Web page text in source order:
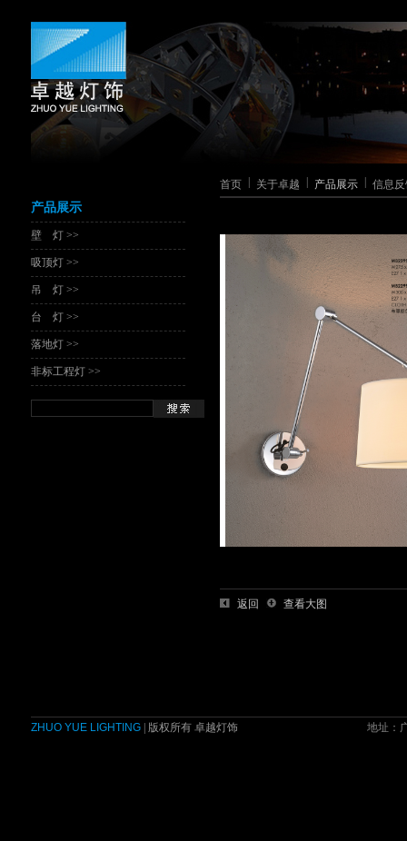
产品展示
壁 灯 >>
吸顶灯 >>
吊 灯 >>
台 灯 >>
落地灯 >>
非标工程灯 >>
首页 关于卓越 产品展示 信息反
返回 查看大图
ZHUO YUE LIGHTING| 版权所有 卓越灯饰 地址：